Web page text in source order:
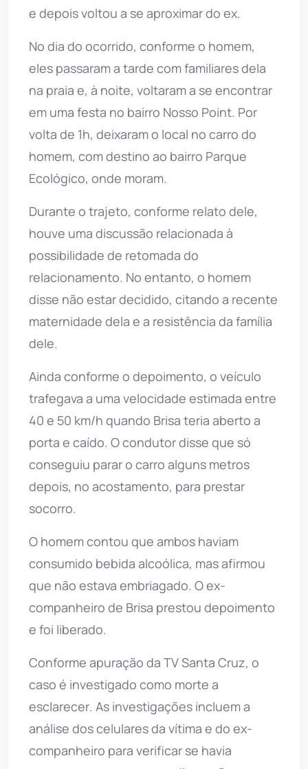
e depois voltou a se aproximar do ex.
No dia do ocorrido, conforme o homem,
eles passaram a tarde com familiares dela
na praia e, à noite, voltaram a se encontrar
em uma festa no bairro Nosso Point. Por
volta de 1h, deixaram o local no carro do
homem, com destino ao bairro Parque
Ecológico, onde moram.
Durante o trajeto, conforme relato dele,
houve uma discussão relacionada à
possibilidade de retomada do
relacionamento. No entanto, o homem
disse não estar decidido, citando a recente
maternidade dela e a resistência da família
dele.
Ainda conforme o depoimento, o veículo
trafegava a uma velocidade estimada entre
40 e 50 km/h quando Brisa teria aberto a
porta e caído. O condutor disse que só
conseguiu parar o carro alguns metros
depois, no acostamento, para prestar
socorro.
O homem contou que ambos haviam
consumido bebida alcoólica, mas afirmou
que não estava embriagado. O ex-
companheiro de Brisa prestou depoimento
e foi liberado.
Conforme apuração da TV Santa Cruz, o
caso é investigado como morte a
esclarecer. As investigações incluem a
análise dos celulares da vítima e do ex-
companheiro para verificar se havia